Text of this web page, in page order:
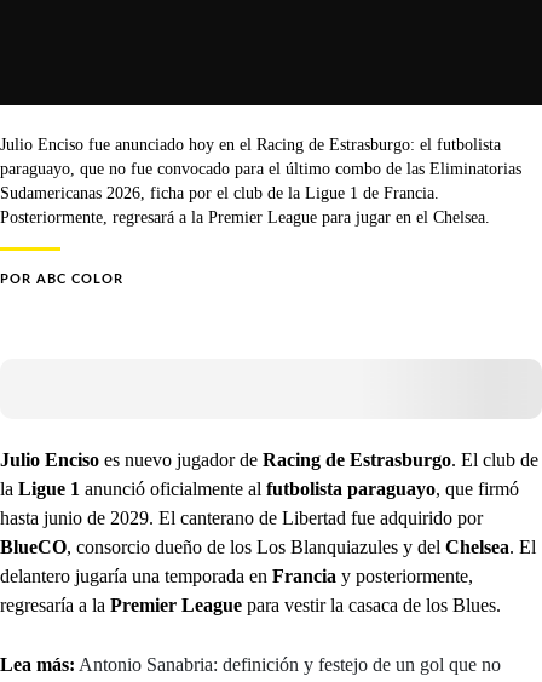
Julio Enciso fue anunciado hoy en el Racing de Estrasburgo: el futbolista
paraguayo, que no fue convocado para el último combo de las Eliminatorias
Sudamericanas 2026, ficha por el club de la Ligue 1 de Francia.
Posteriormente, regresará a la Premier League para jugar en el Chelsea.
POR ABC COLOR
Julio Enciso es nuevo jugador de Racing de Estrasburgo. El club de
la Ligue 1 anunció oficialmente al futbolista paraguayo, que firmó
hasta junio de 2029. El canterano de Libertad fue adquirido por
BlueCO, consorcio dueño de los Los Blanquiazules y del Chelsea. El
delantero jugaría una temporada en Francia y posteriormente,
regresaría a la Premier League para vestir la casaca de los Blues.
Lea más: Antonio Sanabria: definición y festejo de un gol que no